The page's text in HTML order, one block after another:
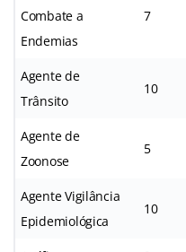
Combate a
Endemias
7
Agente de
Trânsito
10
Agente de
Zoonose
5
Agente Vigilância
Epidemiológica
10